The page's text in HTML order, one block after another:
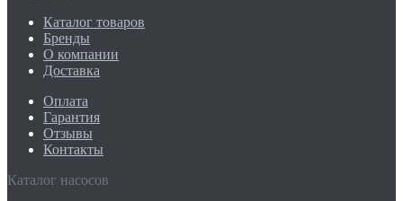
Каталог товаров
Бренды
О компании
Доставка
Оплата
Гарантия
Отзывы
Контакты
Каталог насосов